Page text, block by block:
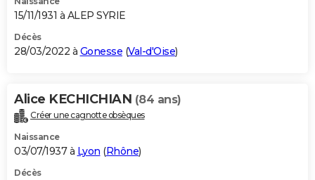
15/11/1931 à ALEP SYRIE
Décès
28/03/2022 à Gonesse (Val-d'Oise)
Alice KECHICHIAN (84 ans)
Créer une cagnotte obsèques
Naissance
03/07/1937 à Lyon (Rhône)
Décès